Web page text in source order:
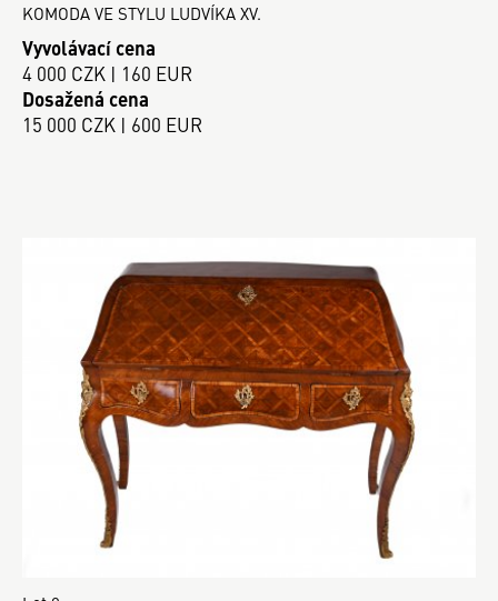
KOMODA VE STYLU LUDVÍKA XV.
Vyvolávací cena
4 000 CZK | 160 EUR
Dosažená cena
15 000 CZK | 600 EUR